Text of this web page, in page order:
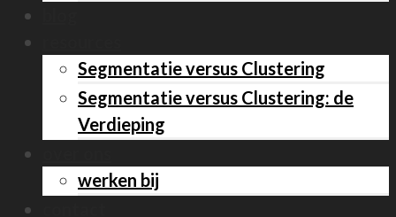
Segmentatie versus Clustering
Segmentatie versus Clustering: de
Verdieping
werken bij